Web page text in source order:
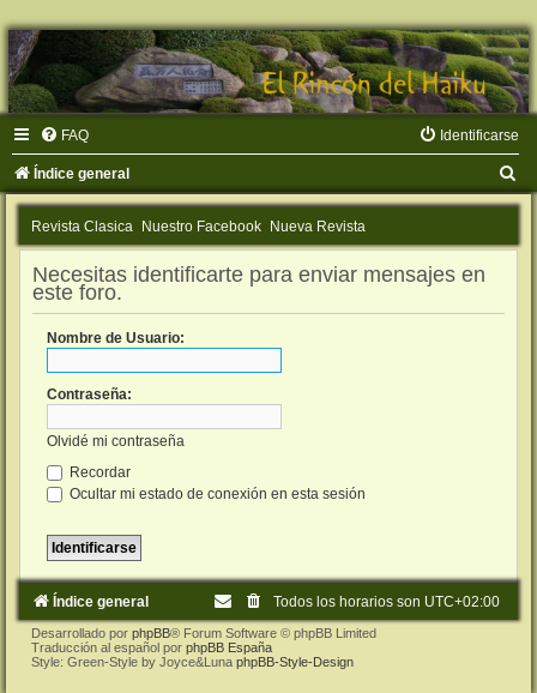
FAQ Identificarse
Índice general
u
Revista Clasica Nuestro Facebook Nueva Revista
Necesitas identificarte para enviar mensajes en
este foro.
Nombre de Usuario:
Contraseña:
Olvidé mi contraseña
Recordar
Ocultar mi estado de conexión en esta sesión
Índice general Todos los horarios son UTC+02:00
Desarrollado por phpBB® Forum Software © phpBB Limited
Traducción al español por phpBB España
Style: Green-Style by Joyce&Luna phpBB-Style-Design